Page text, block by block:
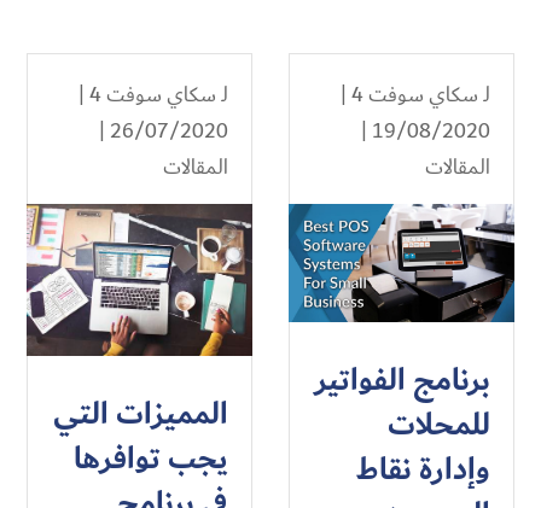
لـسكاي سوفت 4
|
19/08/2020 |
المقالات
برنامج الفواتير
للمحلات
وإدارة نقاط
لـسكاي سوفت 4
|
26/07/2020 |
المقالات
المميزات التي
يجب توافرها